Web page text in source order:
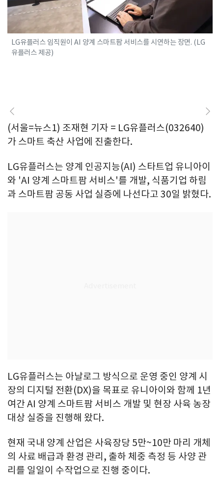
LG유플러스 임직원이 AI 양계 스마트팜 서비스를 시연하는 장면. (LG
유플러스 제공)
(서울=뉴스1) 조재현 기자 = LG유플러스(032640)
가 스마트 축산 사업에 진출한다.
LG유플러스는 양계 인공지능(AI) 스타트업 유니아이
와 'AI 양계 스마트팜 서비스'를 개발, 식품기업 하림
과 스마트팜 공동 사업 실증에 나선다고 30일 밝혔다.
LG유플러스는 아날로그 방식으로 운영 중인 양계 시
장의 디지털 전환(DX)을 목표로 유니아이와 함께 1년
여간 AI 양계 스마트팜 서비스 개발 및 현장 사육 농장
대상 실증을 진행해 왔다.
현재 국내 양계 산업은 사육장당 5만~10만 마리 개체
의 사료 배급과 환경 관리, 출하 체중 측정 등 사양 관
리를 일일이 수작업으로 진행 중이다.